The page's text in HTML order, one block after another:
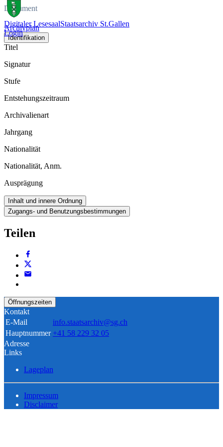
Digitaler LesesaalStaatsarchiv St.Gallen
Login
Dokument
Archivplan
Identifikation
Titel
Signatur
Stufe
Entstehungszeitraum
Archivalienart
Jahrgang
Nationalität
Nationalität, Anm.
Ausprägung
Inhalt und innere Ordnung
Zugangs- und Benutzungsbestimmungen
Teilen
Öffnungszeiten
Kontakt
E-Mail
info.staatsarchiv@sg.ch
Hauptnummer +41 58 229 32 05
Adresse
Links
Lageplan
Impressum
Disclaimer